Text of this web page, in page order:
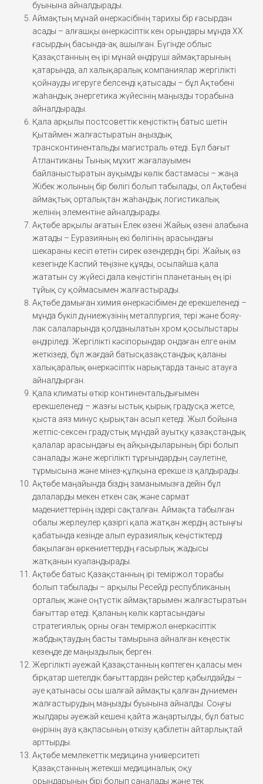
буынына айналдырады.
Аймақтың мұнай өнеркәсібінің тарихы бір ғасырдан
асады – алғашқы өнеркәсіптік кен орындары мұнда XX
ғасырдың басында-ақ ашылған. Бүгінде облыс
Қазақстанның ең ірі мұнай өндіруші аймақтарының
қатарында, ал халықаралық компаниялар жергілікті
қойнауды игеруге белсенді қатысады – бұл Ақтөбені
жаһандық энергетика жүйесінің маңызды торабына
айналдырады.
Қала арқылы постсоветтік кеңістіктің батыс шетін
Қытаймен жалғастыратын аңыздық
трансконтинентальды магистраль өтеді. Бұл бағыт
Атлантиканы Тынық мұхит жағалауымен
байланыстыратын ауқымды көлік бастамасы – жаңа
Жібек жолының бір бөлігі болып табылады, ол Ақтөбені
аймақтық орталықтан жаһандық логистикалық
желінің элементіне айналдырады.
Ақтөбе арқылы ағатын Елек өзені Жайық өзені алабына
жатады – Еуразияның екі бөлігінің арасындағы
шекараны кесіп өтетін сирек өзендердің бірі. Жайық өз
кезегінде Каспий теңізіне құяды, осылайша қала
жататын су жүйесі дала кеңістігін планетаның ең ірі
тұйық су қоймасымен жалғастырады.
Ақтөбе дамыған химия өнеркәсібімен де ерекшеленеді –
мұнда бүкіл дүниежүзінің металлургия, тері және бояу-
лак салаларында қолданылатын хром қосылыстары
өндіріледі. Жергілікті кәсіпорындар ондаған елге өнім
жеткізеді, бұл жағдай батысқазақстандық қаланы
халықаралық өнеркәсіптік нарықтарда таныс атауға
айналдырған.
Қала климаты өткір континентальдығымен
ерекшеленеді – жазғы ыстық қырық градусқа жетсе,
қыста аяз минус қырықтан асып кетеді. Жыл бойына
жетпіс-сексен градустық мұндай ауытқу қазақстандық
қалалар арасындағы ең айқындыларының бірі болып
саналады және жергілікті тұрғындардың сәулетіне,
тұрмысына және мінез-құлқына ерекше із қалдырады.
Ақтөбе маңайында біздің заманымызға дейін бұл
далаларды мекен еткен сақ және сармат
мәдениеттерінің іздері сақталған. Аймақта табылған
обалы жерлеулер қазіргі қала жатқан жердің астыңғы
қабатында кезінде алып еуразиялық кеңістіктерді
бақылаған өркениеттердің ғасырлық жадысы
жатқанын куәландырады.
Ақтөбе батыс Қазақстанның ірі теміржол торабы
болып табылады – арқылы Ресейді республиканың
орталық және оңтүстік аймақтарымен жалғастыратын
бағыттар өтеді. Қаланың көлік картасындағы
стратегиялық орны оған теміржол өнеркәсіптік
жабдықтаудың басты тамырына айналған кеңестік
кезеңде де маңыздылық берген.
Жергілікті әуежай Қазақстанның көптеген қаласы мен
бірқатар шетелдік бағыттардан рейстер қабылдайды –
әуе қатынасы осы шалғай аймақты қалған дүниемен
жалғастырудың маңызды буынына айналды. Соңғы
жылдары әуежай кешені қайта жаңартылды, бұл батыс
өңірінің ауа қақпасының өткізу қабілетін айтарлықтай
арттырды.
Ақтөбе мемлекеттік медицина университеті
Қазақстанның жетекші медициналық оқу
орындарының бірі болып саналады және тек